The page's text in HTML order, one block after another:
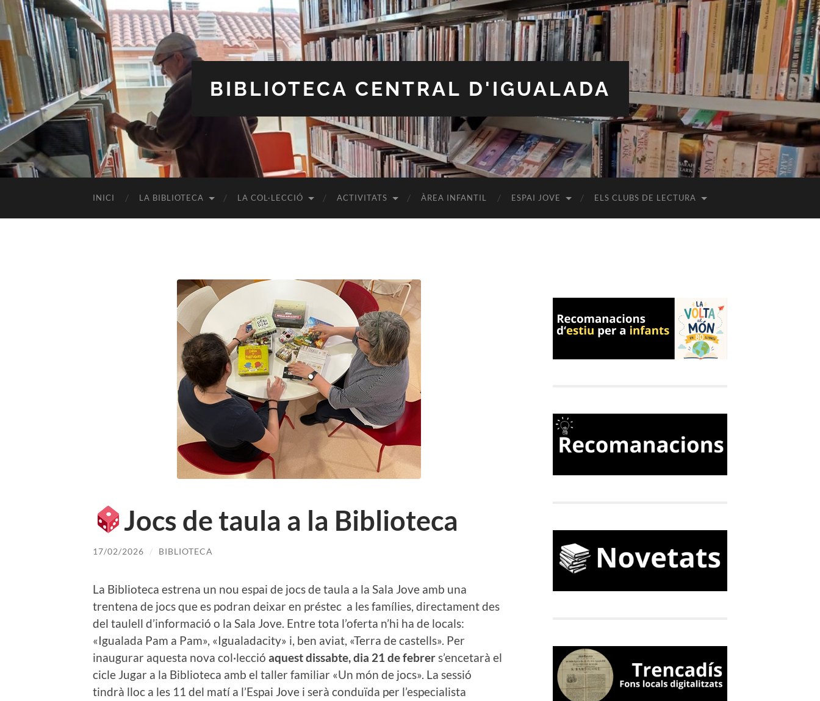
BIBLIOTECA CENTRAL D'IGUALADA
INICI LA BIBLIOTECA LA COL·LECCIÓ ACTIVITATS ÀREA INFANTIL ESPAI JOVE ELS CLUBS DE LECTURA
Jocs de taula a la Biblioteca
17/02/2026 / BIBLIOTECA
La Biblioteca estrena un nou espai de jocs de taula a la Sala Jove amb una
trentena de jocs que es podran deixar en préstec a les famílies, directament des
del taulell d’informació o la Sala Jove. Entre tota l’oferta n’hi ha de locals:
«Igualada Pam a Pam», «Igualadacity» i, ben aviat, «Terra de castells». Per
inaugurar aquesta nova col·lecció aquest dissabte, dia 21 de febrers’encetarà el
cicle Jugar a la Biblioteca amb el taller familiar «Un món de jocs». La sessió
tindrà lloc a les 11 del matí a l’Espai Jove i serà conduïda per l’especialista